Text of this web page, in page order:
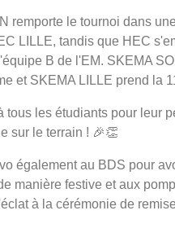
remporte le tournoi dans
LILLE, tandis que HEC
B de l'EM. SKEMA
et SKEMA LILLE prend la
tous les étudiants pour leur
sur le terrain ! 🎉👏
également au BDS pour
manière festive et aux
à la cérémonie de